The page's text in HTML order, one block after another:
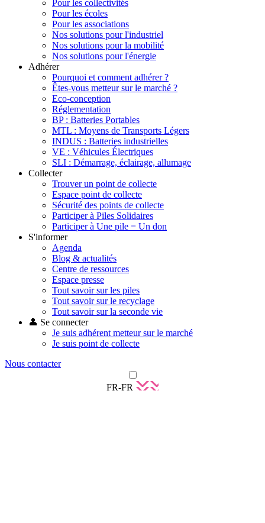
Pour les collectivités
Pour les écoles
Pour les associations
Nos solutions pour l'industriel
Nos solutions pour la mobilité
Nos solutions pour l'énergie
Adhérer
Pourquoi et comment adhérer ?
Êtes-vous metteur sur le marché ?
Eco-conception
Réglementation
BP : Batteries Portables
MTL : Moyens de Transports Légers
INDUS : Batteries industrielles
VE : Véhicules Électriques
SLI : Démarrage, éclairage, allumage
Collecter
Trouver un point de collecte
Espace point de collecte
Sécurité des points de collecte
Participer à Piles Solidaires
Participer à Une pile = Un don
S'informer
Agenda
Blog & actualités
Centre de ressources
Espace presse
Tout savoir sur les piles
Tout savoir sur le recyclage
Tout savoir sur la seconde vie
👤 Se connecter
Je suis adhérent metteur sur le marché
Je suis point de collecte
Nous contacter
FR-FR